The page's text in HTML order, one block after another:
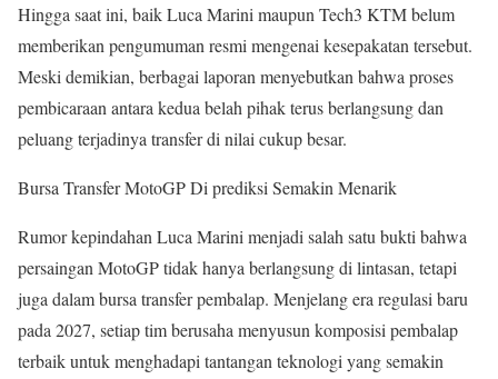
Hingga saat ini, baik Luca Marini maupun Tech3 KTM belum
memberikan pengumuman resmi mengenai kesepakatan tersebut.
Meski demikian, berbagai laporan menyebutkan bahwa proses
pembicaraan antara kedua belah pihak terus berlangsung dan
peluang terjadinya transfer di nilai cukup besar.
Bursa Transfer MotoGP Di prediksi Semakin Menarik
Rumor kepindahan Luca Marini menjadi salah satu bukti bahwa
persaingan MotoGP tidak hanya berlangsung di lintasan, tetapi
juga dalam bursa transfer pembalap. Menjelang era regulasi baru
pada 2027, setiap tim berusaha menyusun komposisi pembalap
terbaik untuk menghadapi tantangan teknologi yang semakin